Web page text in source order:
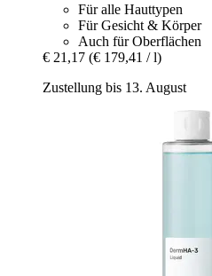
Für alle Hauttypen
Für Gesicht & Körper
Auch für Oberflächen
€ 21,17 (€ 179,41 / l)
Zustellung bis 13. August